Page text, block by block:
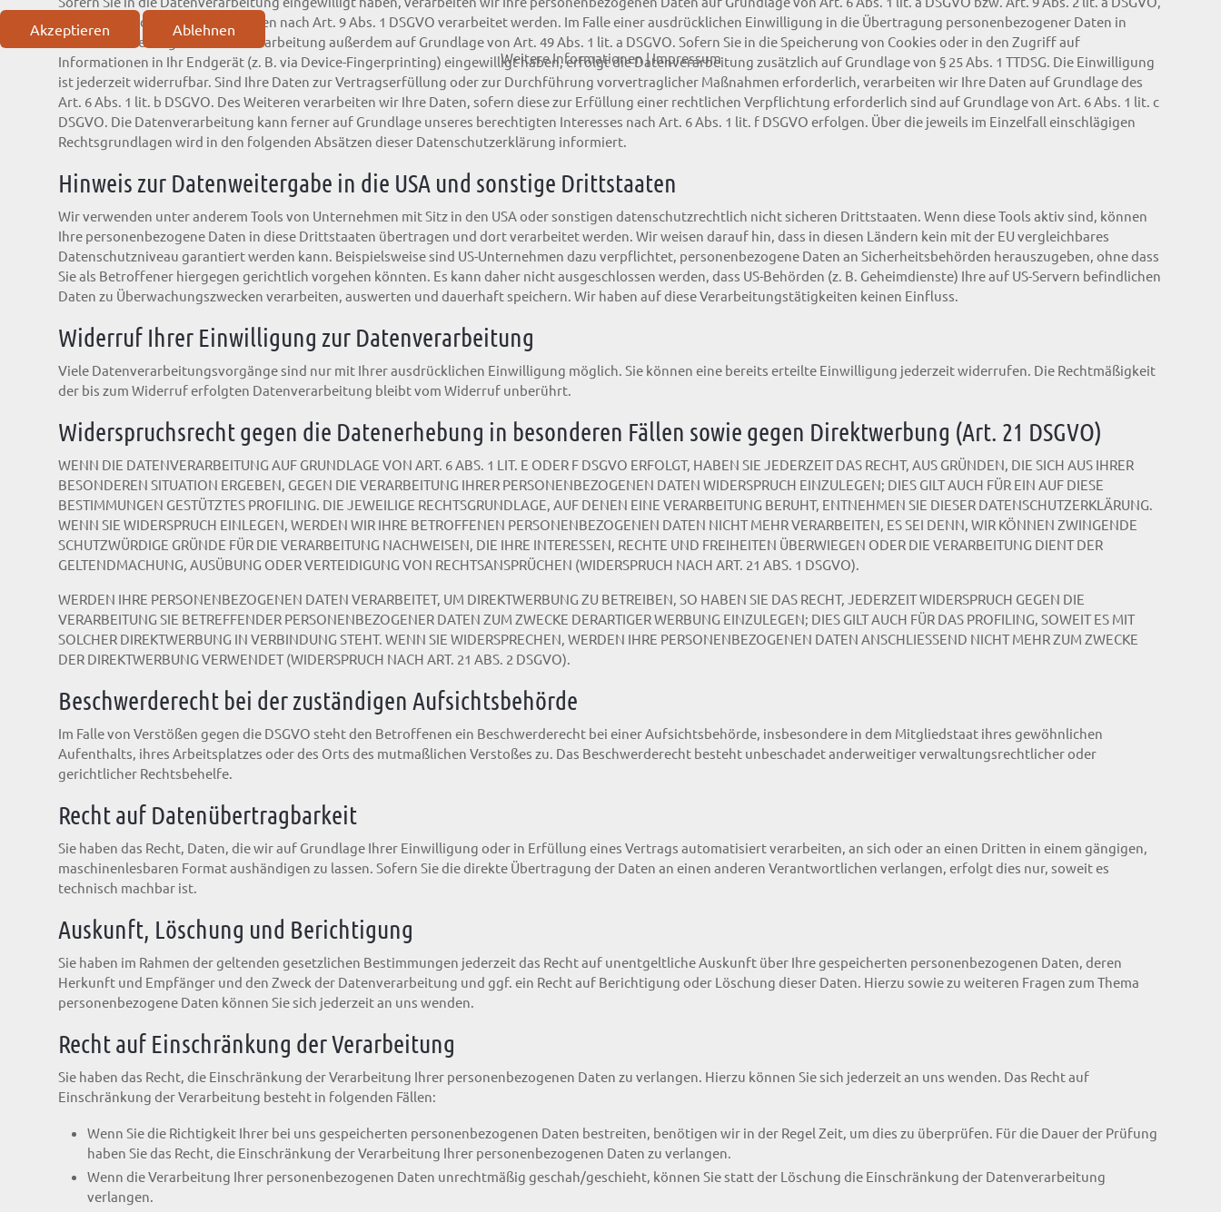
sofern besondere Datenkategorien nach Art. 9 Abs. 1 DSGVO verarbeitet werden. Im Falle einer ausdrücklichen Einwilligung in die Übertragung personenbezogener Daten in
Drittstaaten erfolgt die Datenverarbeitung außerdem auf Grundlage von Art. 49 Abs. 1 lit. a DSGVO. Sofern Sie in die Speicherung von Cookies oder in den Zugriff auf
Informationen in Ihr Endgerät (z. B. via Device-Fingerprinting) eingewilligt haben, erfolgt die Datenverarbeitung zusätzlich auf Grundlage von § 25 Abs. 1 TTDSG. Die Einwilligung
ist jederzeit widerrufbar. Sind Ihre Daten zur Vertragserfüllung oder zur Durchführung vorvertraglicher Maßnahmen erforderlich, verarbeiten wir Ihre Daten auf Grundlage des
Art. 6 Abs. 1 lit. b DSGVO. Des Weiteren verarbeiten wir Ihre Daten, sofern diese zur Erfüllung einer rechtlichen Verpflichtung erforderlich sind auf Grundlage von Art. 6 Abs. 1 lit. c
DSGVO. Die Datenverarbeitung kann ferner auf Grundlage unseres berechtigten Interesses nach Art. 6 Abs. 1 lit. f DSGVO erfolgen. Über die jeweils im Einzelfall einschlägigen
Rechtsgrundlagen wird in den folgenden Absätzen dieser Datenschutzerklärung informiert.
Hinweis zur Datenweitergabe in die USA und sonstige Drittstaaten
Wir verwenden unter anderem Tools von Unternehmen mit Sitz in den USA oder sonstigen datenschutzrechtlich nicht sicheren Drittstaaten. Wenn diese Tools aktiv sind, können
Ihre personenbezogene Daten in diese Drittstaaten übertragen und dort verarbeitet werden. Wir weisen darauf hin, dass in diesen Ländern kein mit der EU vergleichbares
Datenschutzniveau garantiert werden kann. Beispielsweise sind US-Unternehmen dazu verpflichtet, personenbezogene Daten an Sicherheitsbehörden herauszugeben, ohne dass
Sie als Betroffener hiergegen gerichtlich vorgehen könnten. Es kann daher nicht ausgeschlossen werden, dass US-Behörden (z. B. Geheimdienste) Ihre auf US-Servern befindlichen
Daten zu Überwachungszwecken verarbeiten, auswerten und dauerhaft speichern. Wir haben auf diese Verarbeitungstätigkeiten keinen Einfluss.
Widerruf Ihrer Einwilligung zur Datenverarbeitung
Viele Datenverarbeitungsvorgänge sind nur mit Ihrer ausdrücklichen Einwilligung möglich. Sie können eine bereits erteilte Einwilligung jederzeit widerrufen. Die Rechtmäßigkeit
der bis zum Widerruf erfolgten Datenverarbeitung bleibt vom Widerruf unberührt.
Widerspruchsrecht gegen die Datenerhebung in besonderen Fällen sowie gegen Direktwerbung (Art. 21 DSGVO)
WENN DIE DATENVERARBEITUNG AUF GRUNDLAGE VON ART. 6 ABS. 1 LIT. E ODER F DSGVO ERFOLGT, HABEN SIE JEDERZEIT DAS RECHT, AUS GRÜNDEN, DIE SICH AUS IHRER
BESONDEREN SITUATION ERGEBEN, GEGEN DIE VERARBEITUNG IHRER PERSONENBEZOGENEN DATEN WIDERSPRUCH EINZULEGEN; DIES GILT AUCH FÜR EIN AUF DIESE
BESTIMMUNGEN GESTÜTZTES PROFILING. DIE JEWEILIGE RECHTSGRUNDLAGE, AUF DENEN EINE VERARBEITUNG BERUHT, ENTNEHMEN SIE DIESER DATENSCHUTZERKLÄRUNG.
WENN SIE WIDERSPRUCH EINLEGEN, WERDEN WIR IHRE BETROFFENEN PERSONENBEZOGENEN DATEN NICHT MEHR VERARBEITEN, ES SEI DENN, WIR KÖNNEN ZWINGENDE
SCHUTZWÜRDIGE GRÜNDE FÜR DIE VERARBEITUNG NACHWEISEN, DIE IHRE INTERESSEN, RECHTE UND FREIHEITEN ÜBERWIEGEN ODER DIE VERARBEITUNG DIENT DER
GELTENDMACHUNG, AUSÜBUNG ODER VERTEIDIGUNG VON RECHTSANSPRÜCHEN (WIDERSPRUCH NACH ART. 21 ABS. 1 DSGVO).
WERDEN IHRE PERSONENBEZOGENEN DATEN VERARBEITET, UM DIREKTWERBUNG ZU BETREIBEN, SO HABEN SIE DAS RECHT, JEDERZEIT WIDERSPRUCH GEGEN DIE
VERARBEITUNG SIE BETREFFENDER PERSONENBEZOGENER DATEN ZUM ZWECKE DERARTIGER WERBUNG EINZULEGEN; DIES GILT AUCH FÜR DAS PROFILING, SOWEIT ES MIT
SOLCHER DIREKTWERBUNG IN VERBINDUNG STEHT. WENN SIE WIDERSPRECHEN, WERDEN IHRE PERSONENBEZOGENEN DATEN ANSCHLIESSEND NICHT MEHR ZUM ZWECKE
DER DIREKTWERBUNG VERWENDET (WIDERSPRUCH NACH ART. 21 ABS. 2 DSGVO).
Beschwerde­recht bei der zuständigen Aufsichts­behörde
Im Falle von Verstößen gegen die DSGVO steht den Betroffenen ein Beschwerderecht bei einer Aufsichtsbehörde, insbesondere in dem Mitgliedstaat ihres gewöhnlichen
Aufenthalts, ihres Arbeitsplatzes oder des Orts des mutmaßlichen Verstoßes zu. Das Beschwerderecht besteht unbeschadet anderweitiger verwaltungsrechtlicher oder
gerichtlicher Rechtsbehelfe.
Recht auf Daten­übertrag­barkeit
Sie haben das Recht, Daten, die wir auf Grundlage Ihrer Einwilligung oder in Erfüllung eines Vertrags automatisiert verarbeiten, an sich oder an einen Dritten in einem gängigen,
maschinenlesbaren Format aushändigen zu lassen. Sofern Sie die direkte Übertragung der Daten an einen anderen Verantwortlichen verlangen, erfolgt dies nur, soweit es
technisch machbar ist.
Auskunft, Löschung und Berichtigung
Sie haben im Rahmen der geltenden gesetzlichen Bestimmungen jederzeit das Recht auf unentgeltliche Auskunft über Ihre gespeicherten personenbezogenen Daten, deren
Herkunft und Empfänger und den Zweck der Datenverarbeitung und ggf. ein Recht auf Berichtigung oder Löschung dieser Daten. Hierzu sowie zu weiteren Fragen zum Thema
personenbezogene Daten können Sie sich jederzeit an uns wenden.
Recht auf Einschränkung der Verarbeitung
Sie haben das Recht, die Einschränkung der Verarbeitung Ihrer personenbezogenen Daten zu verlangen. Hierzu können Sie sich jederzeit an uns wenden. Das Recht auf
Einschränkung der Verarbeitung besteht in folgenden Fällen:
Wenn Sie die Richtigkeit Ihrer bei uns gespeicherten personenbezogenen Daten bestreiten, benötigen wir in der Regel Zeit, um dies zu überprüfen. Für die Dauer der Prüfung
haben Sie das Recht, die Einschränkung der Verarbeitung Ihrer personenbezogenen Daten zu verlangen.
Wenn die Verarbeitung Ihrer personenbezogenen Daten unrechtmäßig geschah/geschieht, können Sie statt der Löschung die Einschränkung der Datenverarbeitung
verlangen.
Akzeptieren Ablehnen
Weitere Informationen|Impressum